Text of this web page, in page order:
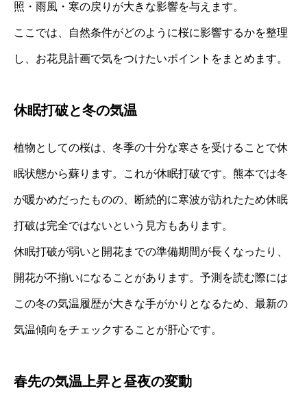
照・雨風・寒の戻りが大きな影響を与えます。
ここでは、自然条件がどのように桜に影響するかを整理
し、お花見計画で気をつけたいポイントをまとめます。
休眠打破と冬の気温
植物としての桜は、冬季の十分な寒さを受けることで休
眠状態から蘇ります。これが休眠打破です。熊本では冬
が暖かめだったものの、断続的に寒波が訪れたため休眠
打破は完全ではないという見方もあります。
休眠打破が弱いと開花までの準備期間が長くなったり、
開花が不揃いになることがあります。予測を読む際には
この冬の気温履歴が大きな手がかりとなるため、最新の
気温傾向をチェックすることが肝心です。
春先の気温上昇と昼夜の変動